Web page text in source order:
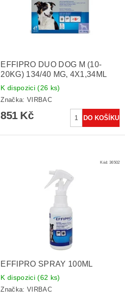
EFFIPRO DUO DOG M (10-
20KG) 134/40 MG, 4X1,34ML
K dispozici(26 ks)
Značka: VIRBAC
851 Kč
Kód: 36502
EFFIPRO SPRAY 100ML
K dispozici(62 ks)
Značka: VIRBAC